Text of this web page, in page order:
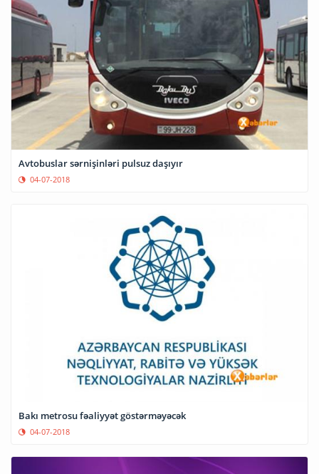
Avtobuslar sərnişinləri pulsuz daşıyır
04-07-2018
Bakı metrosu fəaliyyət göstərməyəcək
04-07-2018